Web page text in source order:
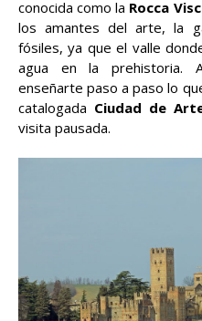
conocida como la Rocca
los amantes del arte, la
fósiles, ya que el valle
agua en la prehistoria.
enseñarte paso a paso lo
catalogada Ciudad de
visita pausada.